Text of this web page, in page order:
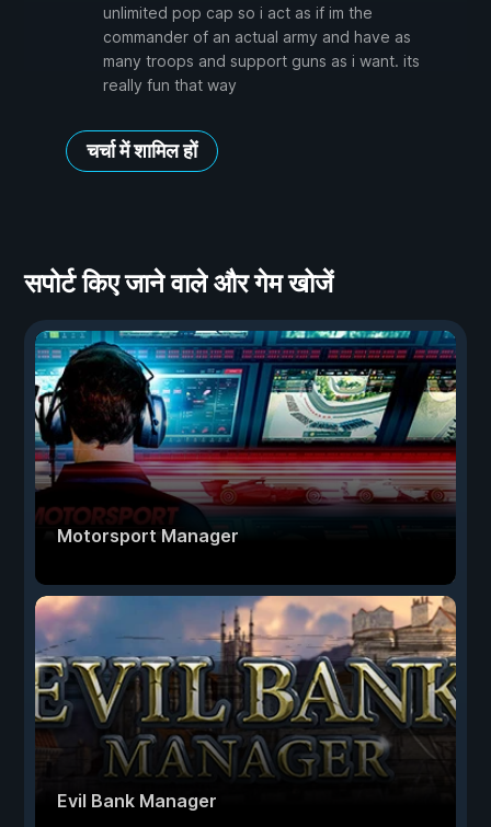
unlimited pop cap so i act as if im the
commander of an actual army and have as
many troops and support guns as i want. its
really fun that way
चर्चा में शामिल हों
सपोर्ट किए जाने वाले और गेम खोजें
Motorsport Manager
Evil Bank Manager